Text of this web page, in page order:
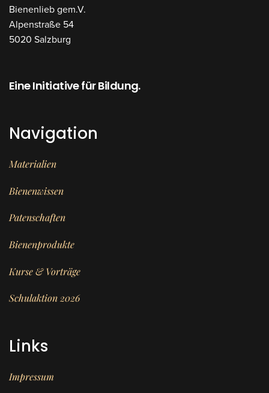
Bienenlieb gem.V.
Alpenstraße 54
5020 Salzburg
Eine Initiative für Bildung.
Navigation
Materialien
Bienenwissen
Patenschaften
Bienenprodukte
Kurse & Vorträge
Schulaktion 2026
Links
Impressum